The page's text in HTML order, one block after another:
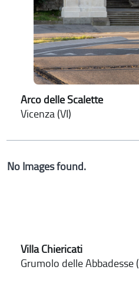
Arco delle Scalette
Vicenza (VI)
No Images found.
Villa Chiericati
Grumolo delle Abbadesse